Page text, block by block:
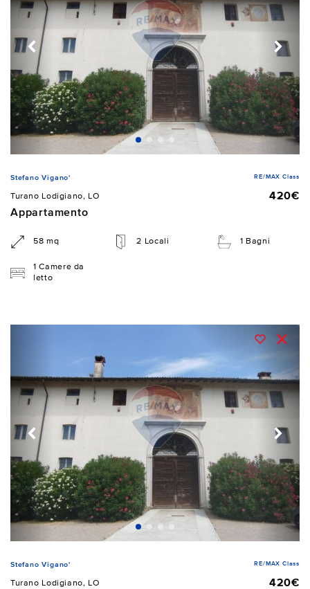
Stefano Vigano' RE/MAX Class
Turano Lodigiano, LO
420€
Appartamento
58 mq 2 Locali 1 Bagni
1 Camere da
letto
Stefano Vigano' RE/MAX Class
Turano Lodigiano, LO
420€